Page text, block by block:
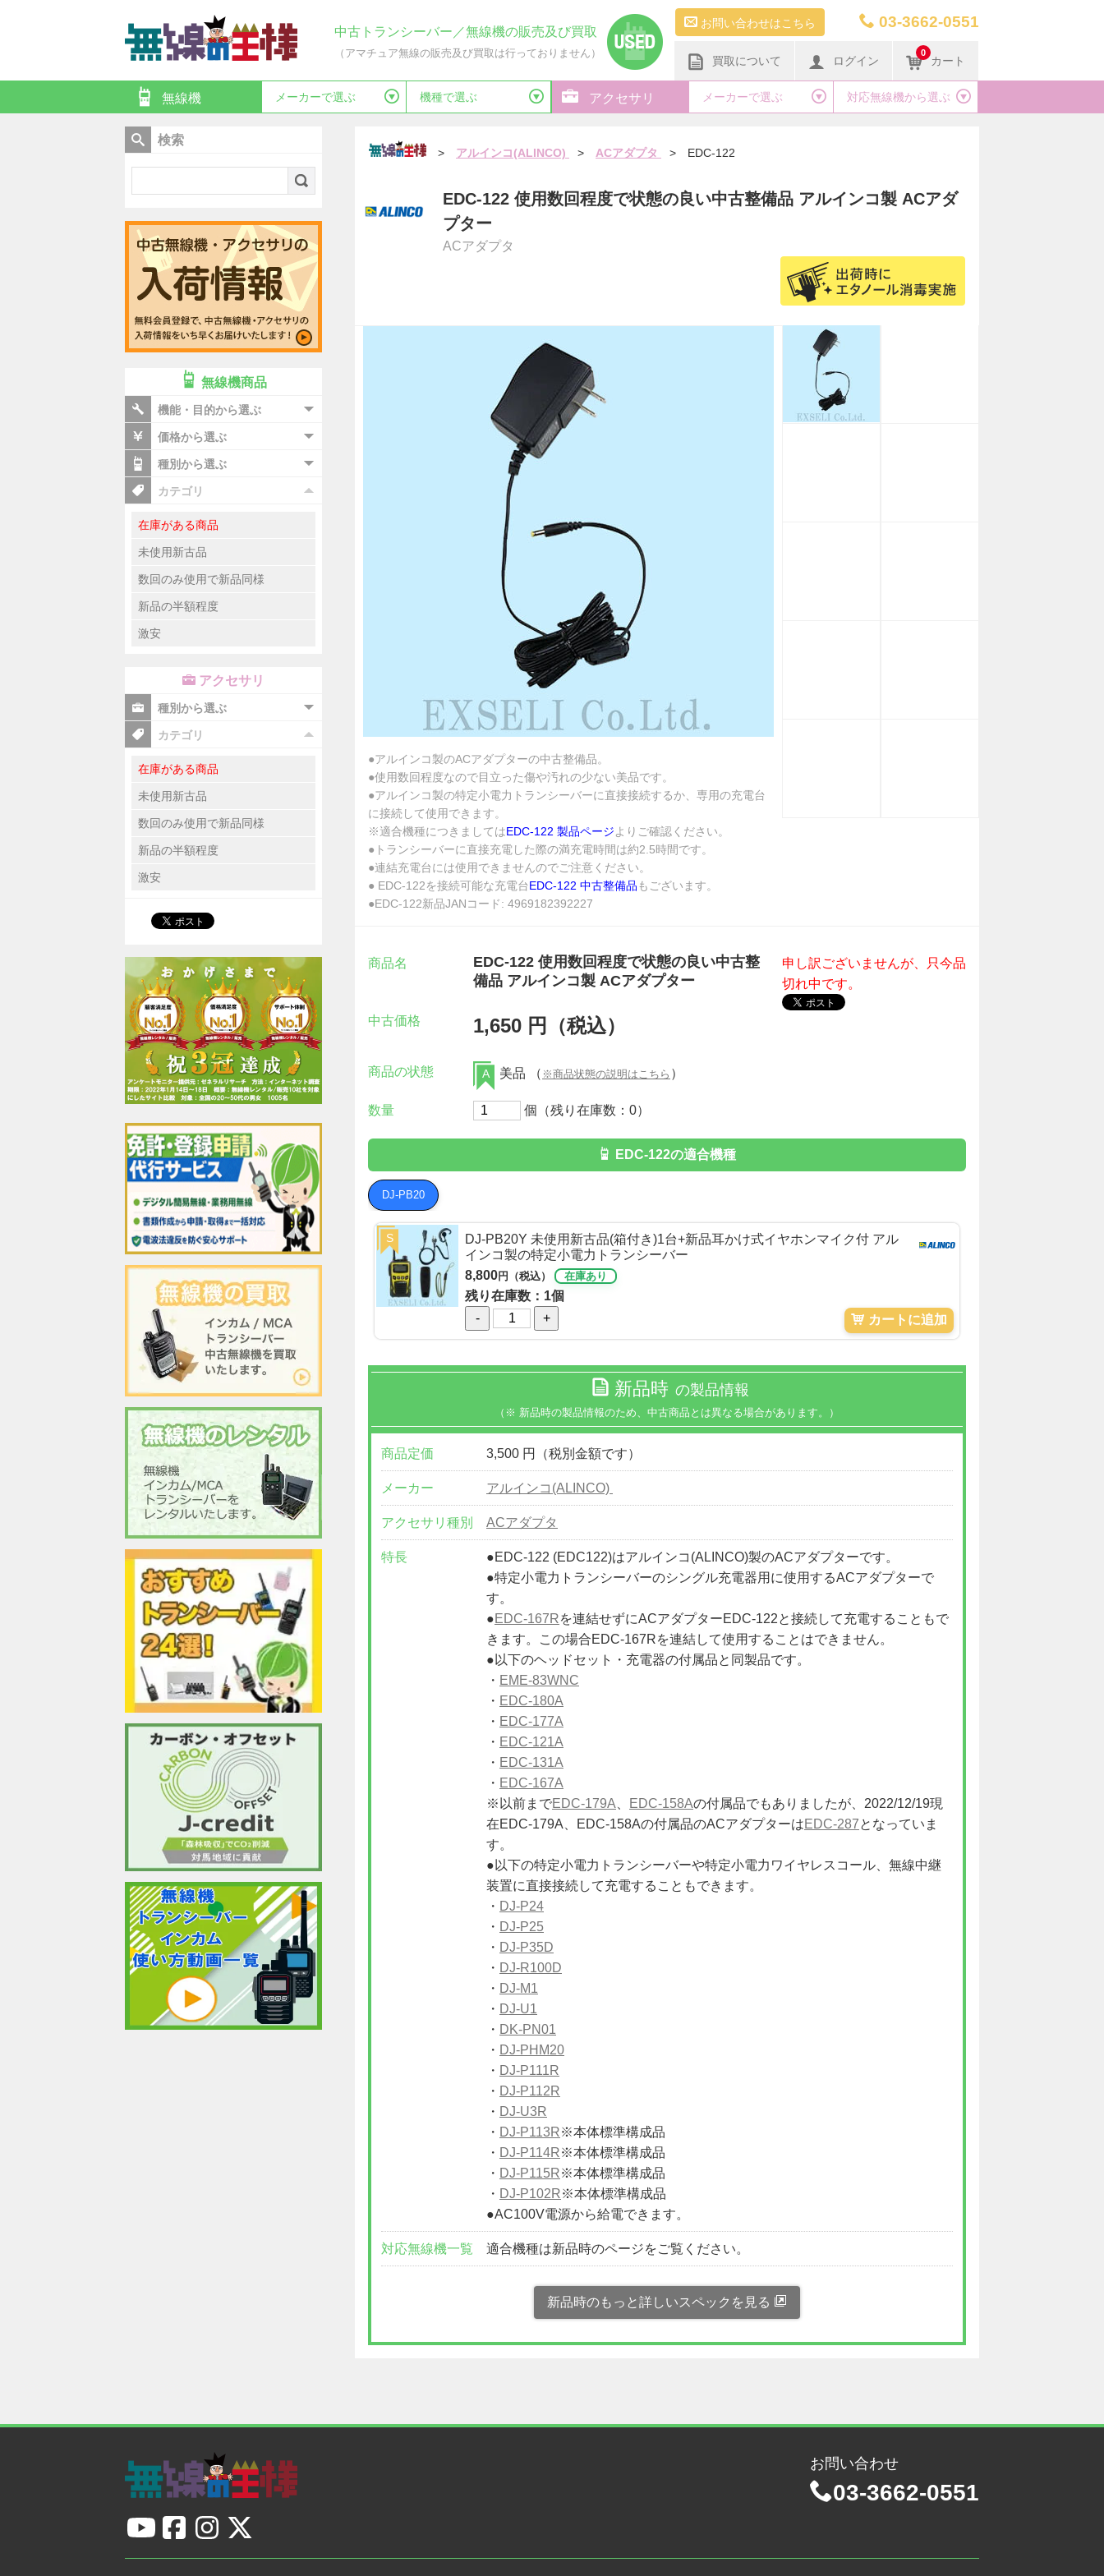
中古トランシーバー／無線機の販売及び買取
（アマチュア無線の販売及び買取は行っておりません）
お問い合わせはこちら 03-3662-0551
買取について ログイン
0
カート
無線機 メーカーで選ぶ 機種で選ぶ アクセサリ メーカーで選ぶ 対応無線機から選ぶ
> アルインコ(ALINCO) > ACアダプタ > EDC-122
EDC-122 使用数回程度で状態の良い中古整備品 アルインコ製 ACアダ
プター
ACアダプタ
●アルインコ製のACアダプターの中古整備品。
●使用数回程度なので目立った傷や汚れの少ない美品です。
●アルインコ製の特定小電力トランシーバーに直接接続するか、専用の充電台
に接続して使用できます。
※適合機種につきましてはEDC-122 製品ページよりご確認ください。
●トランシーバーに直接充電した際の満充電時間は約2.5時間です。
●連結充電台には使用できませんのでご注意ください。
● EDC-122を接続可能な充電台EDC-122 中古整備品もございます。
●EDC-122新品JANコード: 4969182392227
商品名
EDC-122 使用数回程度で状態の良い中古整
備品 アルインコ製 ACアダプター
中古価格 1,650 円（税込）
商品の状態 A 美品 （ ※商品状態の説明はこちら ）
数量 個（残り在庫数：0）
申し訳ございませんが、只今品
切れ中です。
EDC-122の適合機種
DJ-PB20
DJ-PB20Y 未使用新古品(箱付き)1台+新品耳かけ式イヤホンマイク付 アル
インコ製の特定小電力トランシーバー
8,800円（税込） 在庫あり
残り在庫数：1個
-
+ カートに追加
S
新品時 の製品情報
（※ 新品時の製品情報のため、中古商品とは異なる場合があります。）
商品定価 3,500 円（税別金額です）
メーカー アルインコ(ALINCO)
アクセサリ種別 ACアダプタ
特長
●EDC-122 (EDC122)はアルインコ(ALINCO)製のACアダプターです。
●特定小電力トランシーバーのシングル充電器用に使用するACアダプターで
す。
●EDC-167Rを連結せずにACアダプターEDC-122と接続して充電することもで
きます。この場合EDC-167Rを連結して使用することはできません。
●以下のヘッドセット・充電器の付属品と同製品です。
・ EME-83WNC
・ EDC-180A
・ EDC-177A
・ EDC-121A
・ EDC-131A
・ EDC-167A
※以前までEDC-179A EDC-158Aの付属品でもありましたが、2022/12/19現
在EDC-179A、EDC-158Aの付属品のACアダプターはEDC-287となっていま
す。
●以下の特定小電力トランシーバーや特定小電力ワイヤレスコール、無線中継
装置に直接接続して充電することもできます。
・ DJ-P24
・ DJ-P25
・ DJ-P35D
・ DJ-R100D
・ DJ-M1
・ DJ-U1
・ DK-PN01
・ DJ-PHM20
・ DJ-P111R
・ DJ-P112R
・ DJ-U3R
・ DJ-P113R※本体標準構成品
・ DJ-P114R※本体標準構成品
・ DJ-P115R※本体標準構成品
・ DJ-P102R※本体標準構成品
●AC100V電源から給電できます。
対応無線機一覧 適合機種は新品時のページをご覧ください。
新品時のもっと詳しいスペックを見る
検索
無線機商品
機能・目的から選ぶ
価格から選ぶ
種別から選ぶ
カテゴリ
在庫がある商品
未使用新古品
数回のみ使用で新品同様
新品の半額程度
激安
アクセサリ
種別から選ぶ
カテゴリ
在庫がある商品
未使用新古品
数回のみ使用で新品同様
新品の半額程度
激安
お問い合わせ
03-3662-0551